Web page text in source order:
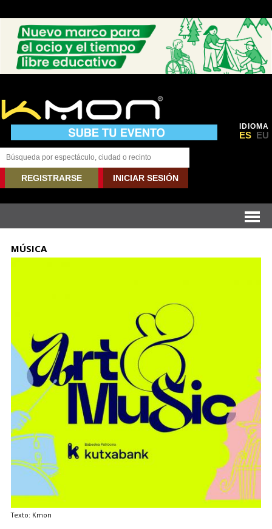
IDIOMA
ES EU
REGISTRARSE INICIAR SESIÓN
MÚSICA
Texto: Kmon